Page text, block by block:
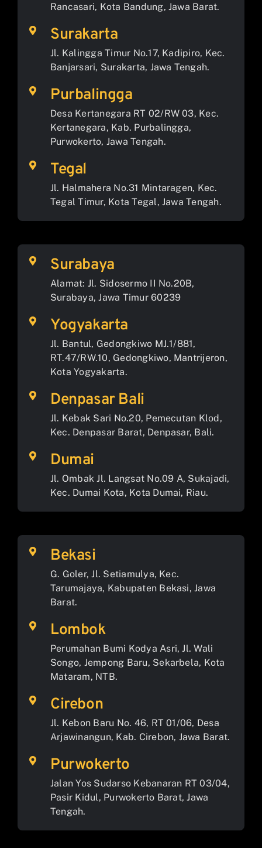
Rancasari, Kota Bandung, Jawa Barat.
Surakarta
Jl. Kalingga Timur No.17, Kadipiro, Kec.
Banjarsari, Surakarta, Jawa Tengah.
Purbalingga
Desa Kertanegara RT 02/RW 03, Kec.
Kertanegara, Kab. Purbalingga,
Purwokerto, Jawa Tengah.
Tegal
Jl. Halmahera No.31 Mintaragen, Kec.
Tegal Timur, Kota Tegal, Jawa Tengah.
Surabaya
Alamat: Jl. Sidosermo II No.20B,
Surabaya, Jawa Timur 60239
Yogyakarta
Jl. Bantul, Gedongkiwo MJ.1/881,
RT.47/RW.10, Gedongkiwo, Mantrijeron,
Kota Yogyakarta.
Denpasar Bali
Jl. Kebak Sari No.20, Pemecutan Klod,
Kec. Denpasar Barat, Denpasar, Bali.
Dumai
Jl. Ombak Jl. Langsat No.09 A, Sukajadi,
Kec. Dumai Kota, Kota Dumai, Riau.
Bekasi
G. Goler, Jl. Setiamulya, Kec.
Tarumajaya, Kabupaten Bekasi, Jawa
Barat.
Lombok
Perumahan Bumi Kodya Asri, Jl. Wali
Songo, Jempong Baru, Sekarbela, Kota
Mataram, NTB.
Cirebon
Jl. Kebon Baru No. 46, RT 01/06, Desa
Arjawinangun, Kab. Cirebon, Jawa Barat.
Purwokerto
Jalan Yos Sudarso Kebanaran RT 03/04,
Pasir Kidul, Purwokerto Barat, Jawa
Tengah.